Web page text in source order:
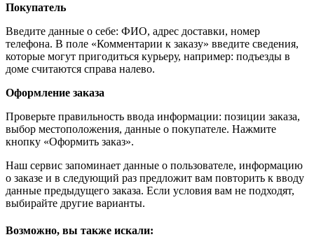
Покупатель
Введите данные о себе: ФИО, адрес доставки, номер
телефона. В поле «Комментарии к заказу» введите сведения,
которые могут пригодиться курьеру, например: подъезды в
доме считаются справа налево.
Оформление заказа
Проверьте правильность ввода информации: позиции заказа,
выбор местоположения, данные о покупателе. Нажмите
кнопку «Оформить заказ».
Наш сервис запоминает данные о пользователе, информацию
о заказе и в следующий раз предложит вам повторить к вводу
данные предыдущего заказа. Если условия вам не подходят,
выбирайте другие варианты.
Возможно, вы также искали: